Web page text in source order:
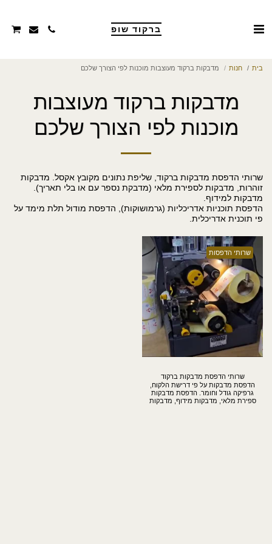
ברקוד שופ
בית חנות מדבקות ברקוד מעוצבות מוכנות לפי הצורך שלכם
מדבקות ברקוד מעוצבות
מוכנות לפי הצורך שלכם
שרותי הדפסת מדבקות ברקוד, שליפת נתונים מקובץ אקסל. מדבקות
זוהרות, מדבקות לספירת מלאי (מדבקת נספר עם או בלי תאריך).
הדפסת תוכניות אדריכליות (גרמושוקות), הדפסת מודול תלת מימד על
פי תוכנית אדריכלית.
שרותי הדפסות
שרותי הדפסת מדבקות ברקוד
הדפסת מדבקות על פי דרישת הלקוח,
גרפיקה גודל וחומר. הדפסת מדבקות
ספירת מלאי, מדבקות מידוף, מדבקות